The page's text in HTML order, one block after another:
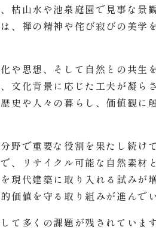
枯山水や池泉庭園で見事な景
、禅の精神や侘び寂びの美学
や思想、そして自然との共生
文化背景に応じた工夫が凝ら
史や人々の暮らし、価値観に
野で重要な役割を果たし続けて
、リサイクル可能な自然素材
現代建築に取り入れる試みが
価値を守る取り組みが進んでい
て多くの課題が残されていま